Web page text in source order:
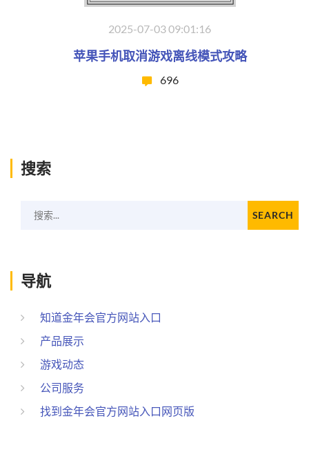
2025-07-03 09:01:16
苹果手机取消游戏离线模式攻略
696
搜索
搜索... SEARCH
导航
知道金年会官方网站入口
产品展示
游戏动态
公司服务
找到金年会官方网站入口网页版